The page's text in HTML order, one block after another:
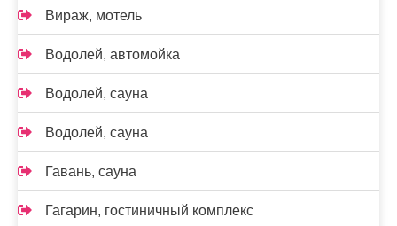
Вираж, мотель
Водолей, автомойка
Водолей, сауна
Водолей, сауна
Гавань, сауна
Гагарин, гостиничный комплекс